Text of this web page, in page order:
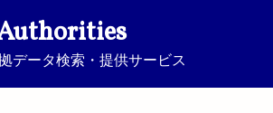
データ検索・提供サービス